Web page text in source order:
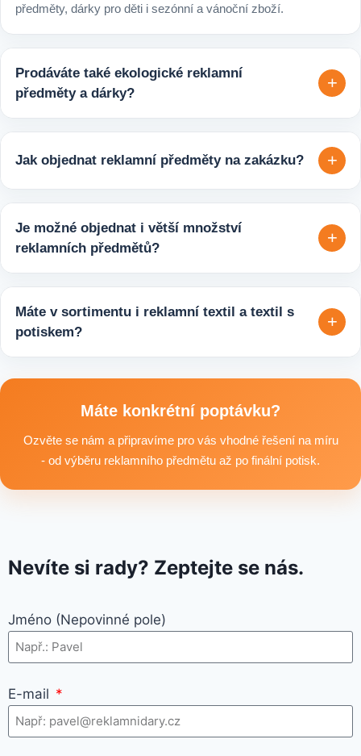
předměty, dárky pro děti i sezónní a vánoční zboží.
Prodáváte také ekologické reklamní
předměty a dárky?
+
reklamních předmětů. K dispozici jsou i ekologicky udržitelné
varianty, které jsou vhodné pro firmy, jež chtějí spojit svojí
propagaci s odpovědným přístupem k životnímu prostředí.
Jak objednat reklamní předměty na zakázku? +
počtem kusů a představou o potisku. Následně si s vámi
upřesníme doplňující detaily, doporučíme vhodné varianty
Je možné objednat i větší množství
reklamních předmětů?
+
tisíců kusů pro firmy, eventy, gastro provozy nebo dlouhodobé
reklamní kampaně. Připravíme ideální řešení podle rozpočtu,
Máte v sortimentu i reklamní textil a textil s
potiskem?
+
textilní produkty vhodné pro branding, promo akce i firemní
Máte konkrétní poptávku?
Ozvěte se nám a připravíme pro vás vhodné řešení na míru
- od výběru reklamního předmětu až po finální potisk.
Nevíte si rady? Zeptejte se nás.
Jméno (Nepovinné pole)
E-mail